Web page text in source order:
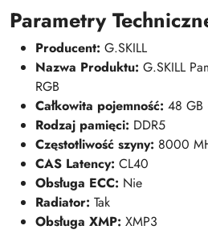
Parametry
Producent: G.SKILL
Nazwa Produktu: G.SKILL
RGB
Całkowita pojemność: 48 GB
Rodzaj pamięci: DDR5
Częstotliwość szyny: 8000
CAS Latency: CL40
Obsługa ECC: Nie
Radiator: Tak
Obsługa XMP: XMP3